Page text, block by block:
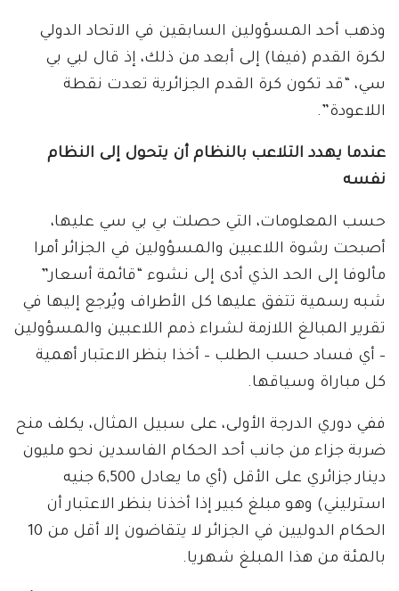
وذهب أحد المسؤولين السابقين في الاتحاد الدولي
لكرة القدم (فيفا) إلى أبعد من ذلك، إذ قال لبي بي
سي، “قد تكون كرة القدم الجزائرية تعدت نقطة
اللاعودة”.
عندما يهدد التلاعب بالنظام أن يتحول إلى النظام
نفسه
حسب المعلومات، التي حصلت بي بي سي عليها،
أصبحت رشوة اللاعبين والمسؤولين في الجزائر أمرا
مألوفا إلى الحد الذي أدى إلى نشوء “قائمة أسعار”
شبه رسمية تتفق عليها كل الأطراف ويُرجع إليها في
تقرير المبالغ اللازمة لشراء ذمم اللاعبين والمسؤولين
– أي فساد حسب الطلب – أخذا بنظر الاعتبار أهمية
كل مباراة وسياقها.
ففي دوري الدرجة الأولى، على سبيل المثال، يكلف منح
ضربة جزاء من جانب أحد الحكام الفاسدين نحو مليون
دينار جزائري على الأقل (أي ما يعادل 6,500 جنيه
استرليني) وهو مبلغ كبير إذا أخذنا بنظر الاعتبار أن
الحكام الدوليين في الجزائر لا يتقاضون إلا أقل من 10
بالمئة من هذا المبلغ شهريا.